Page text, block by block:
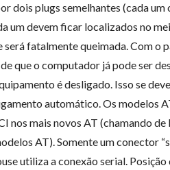
dois plugs semelhantes (cada
um devem ficar localizados no
será fatalmente queimada. Com
que o computador já pode ser
é desligado. Isso se
automático. Os modelos
nos mais novos AT (chamando
AT). Somente um conector
utiliza a conexão serial.